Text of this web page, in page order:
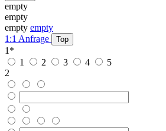
empty
empty
empty empty
1:1 Anfrage
Top
1 *
1
2 3 4
5
2